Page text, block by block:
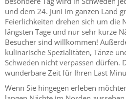
und dem 24. Juni im ganzen Land
Feierlichkeiten drehen sich um die
längsten Tage und nur sehr kurze
Besucher sind willkommen!
kulinarische Spezialitäten, Tänze
Schweden nicht verpassen dürfen.
wunderbare Zeit für Ihren Last
Wenn Sie hingegen erleben